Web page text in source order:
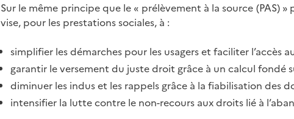
Sur le même principe que le « prélèvement à la source (PAS) »
vise, pour les prestations sociales, à :
simplifier les démarches pour les usagers et faciliter l’accès
garantir le versement du juste droit grâce à un calcul fondé
diminuer les indus et les rappels grâce à la fiabilisation des
intensifier la lutte contre le non-recours aux droits lié à